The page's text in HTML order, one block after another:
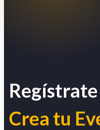
Regístrate
Crea tu